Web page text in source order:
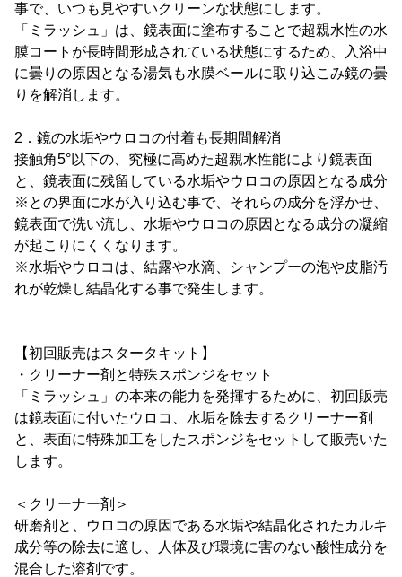
事で、いつも見やすいクリーンな状態にします。
「ミラッシュ」は、鏡表面に塗布することで超親水性の水
膜コートが長時間形成されている状態にするため、入浴中
に曇りの原因となる湯気も水膜ベールに取り込こみ鏡の曇
りを解消します。
2．鏡の水垢やウロコの付着も長期間解消
接触角5°以下の、究極に高めた超親水性能により鏡表面
と、鏡表面に残留している水垢やウロコの原因となる成分
※との界面に水が入り込む事で、それらの成分を浮かせ、
鏡表面で洗い流し、水垢やウロコの原因となる成分の凝縮
が起こりにくくなります。
※水垢やウロコは、結露や水滴、シャンプーの泡や皮脂汚
れが乾燥し結晶化する事で発生します。
【初回販売はスタータキット】
・クリーナー剤と特殊スポンジをセット
「ミラッシュ」の本来の能力を発揮するために、初回販売
は鏡表面に付いたウロコ、水垢を除去するクリーナー剤
と、表面に特殊加工をしたスポンジをセットして販売いた
します。
＜クリーナー剤＞
研磨剤と、ウロコの原因である水垢や結晶化されたカルキ
成分等の除去に適し、人体及び環境に害のない酸性成分を
混合した溶剤です。